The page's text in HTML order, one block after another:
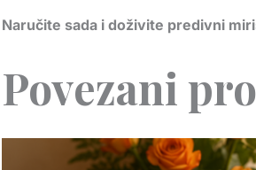
Naručite sada i doživite predivni
Povezani